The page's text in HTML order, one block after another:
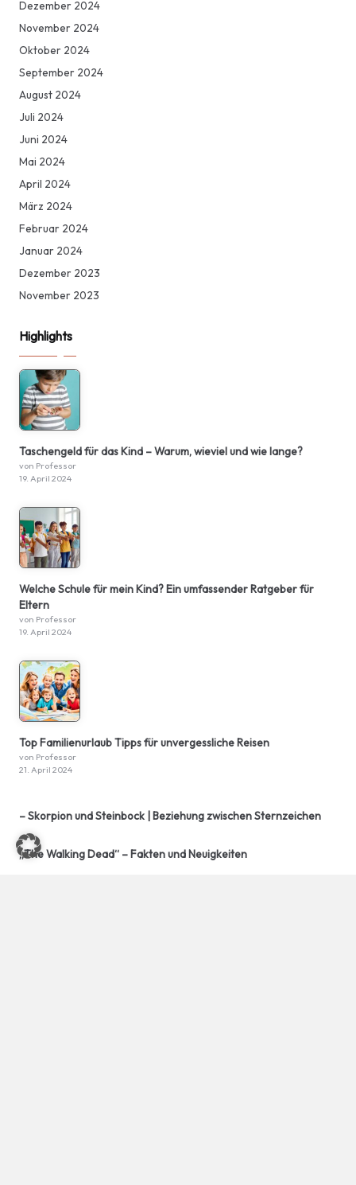
Dezember 2024
November 2024
Oktober 2024
September 2024
August 2024
Juli 2024
Juni 2024
Mai 2024
April 2024
März 2024
Februar 2024
Januar 2024
Dezember 2023
November 2023
Highlights
Taschengeld für das Kind – Warum, wieviel und wie lange?
von Professor
19. April 2024
Welche Schule für mein Kind? Ein umfassender Ratgeber für
Eltern
von Professor
19. April 2024
Top Familienurlaub Tipps für unvergessliche Reisen
von Professor
21. April 2024
– Skorpion und Steinbock | Beziehung zwischen Sternzeichen
„The Walking Dead“ – Fakten und Neuigkeiten